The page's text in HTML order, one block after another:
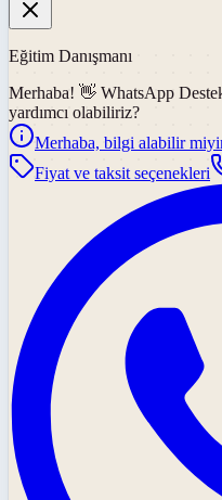
Eğitim Danışmanı
Merhaba! 👋 WhatsApp
yardımcı olabiliriz?
Merhaba, bilgi alabilir
Fiyat ve taksit seçenekleri